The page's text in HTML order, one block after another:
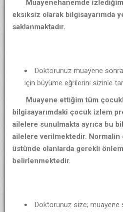
Muayenehanemde izlediğim
eksiksiz olarak bilgisayarımda
saklanmaktadır.
Doktorunuz muayene
için büyüme eğrilerini sizinle
Muayene ettiğim tüm
bilgisayarımdaki çocuk izlem
ailelere sunulmakta ayrıca bu
ailelere verilmektedir. Normalin
üstünde olanlarda gerekli
belirlenmektedir.
Doktorunuz size; muayene